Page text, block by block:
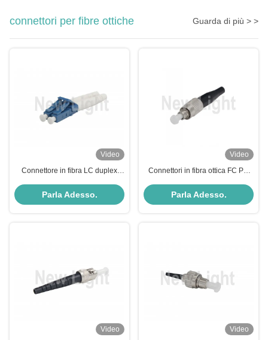
connettori per fibre ottiche Guarda di più > >
Video
Connettore in fibra LC duplex
perdita di inserzione per reti di
telecomunicazioni multimodali
Parla Adesso.
Video
Connettori in fibra ottica FC PC
posteriore elevato e perdita di
inserimento < 0,2 dB con
Parla Adesso.
Video
Video